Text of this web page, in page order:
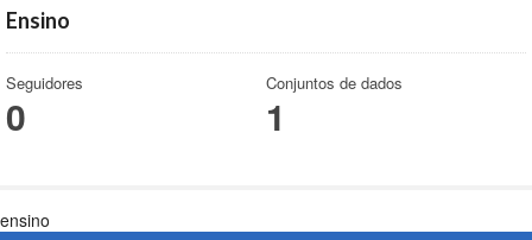
Ensino
Seguidores
0
Conjuntos de dados
1
ensino